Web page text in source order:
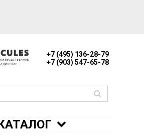
+7 (495) 136-28-79
+7 (903) 547-65-78